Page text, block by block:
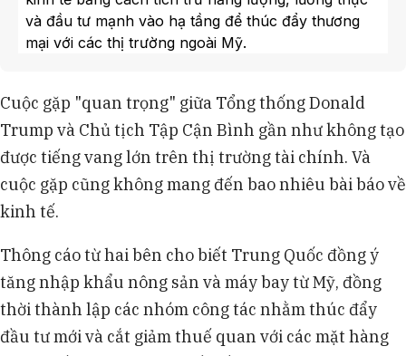
và đầu tư mạnh vào hạ tầng để thúc đẩy thương
mại với các thị trường ngoài Mỹ.
trong khi Brazil, Argentina thay thế hàng Mỹ trong
nhập khẩu nông sản của Trung Quốc.
Thị trường phản ứng lạnh nhạt với cam kết mua
đậu nành, máy bay (200 chiếc, thấp hơn kỳ vọng
500 chiếc) từ Trung Quốc, cho thấy lo ngại về khả
năng thực hiện cam kết của nước này.
và cuộc chiến ở Iran đã làm suy yếu vị thế của
Washington trước Trung Quốc, khiến các nước
trung lập xích lại gần Bắc Kinh.
Cuộc gặp "quan trọng" giữa Tổng thống Donald
Trump và Chủ tịch Tập Cận Bình gần như không tạo
được tiếng vang lớn trên thị trường tài chính. Và
cuộc gặp cũng không mang đến bao nhiêu bài báo về
kinh tế.
Thông cáo từ hai bên cho biết Trung Quốc đồng ý
tăng nhập khẩu nông sản và máy bay từ Mỹ, đồng
thời thành lập các nhóm công tác nhằm thúc đẩy
đầu tư mới và cắt giảm thuế quan với các mặt hàng